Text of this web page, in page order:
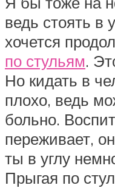
ведь стоять в
хочется
по стульям.
Но кидать в
плохо, ведь
больно.
переживает,
ты в углу
Прыгая по